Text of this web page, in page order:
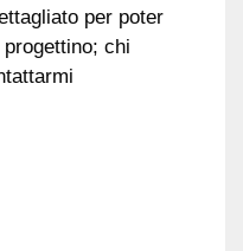
per poter
chi